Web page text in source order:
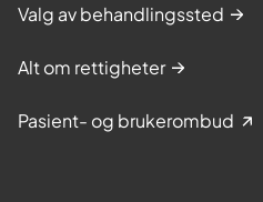
Valg av behandlingssted
Alt om rettigheter
Pasient- og brukerombud